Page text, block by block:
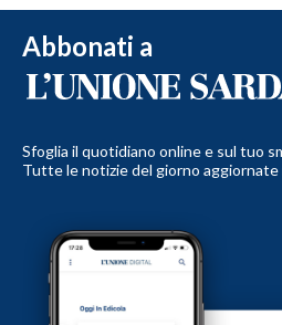
Abbonati a
Sfoglia il quotidiano online e sul tuo
Tutte le notizie del giorno